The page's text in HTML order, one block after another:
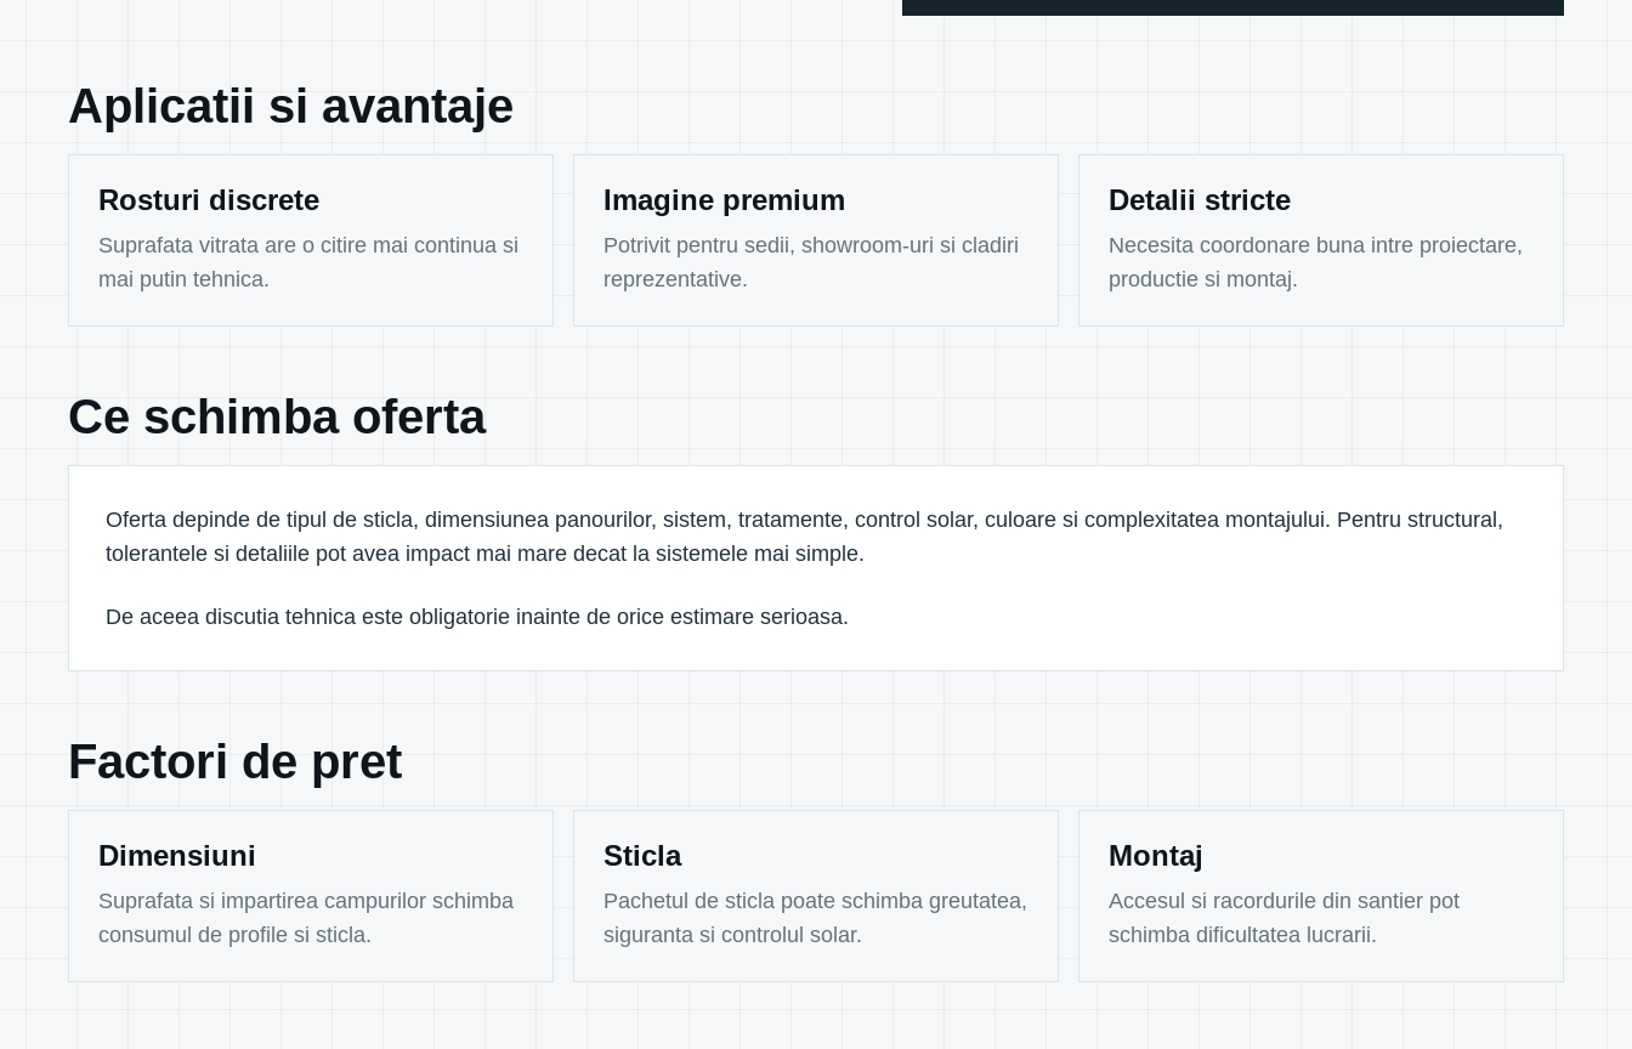
Aplicatii si avantaje
Rosturi discrete
Suprafata vitrata are o citire mai continua si
mai putin tehnica.
Imagine premium
Potrivit pentru sedii, showroom-uri si cladiri
reprezentative.
Detalii stricte
Necesita coordonare buna intre proiectare,
productie si montaj.
Ce schimba oferta
Oferta depinde de tipul de sticla, dimensiunea panourilor, sistem, tratamente, control solar, culoare si complexitatea montajului. Pentru structural,
tolerantele si detaliile pot avea impact mai mare decat la sistemele mai simple.
De aceea discutia tehnica este obligatorie inainte de orice estimare serioasa.
Factori de pret
Dimensiuni
Suprafata si impartirea campurilor schimba
consumul de profile si sticla.
Sticla
Pachetul de sticla poate schimba greutatea,
siguranta si controlul solar.
Montaj
Accesul si racordurile din santier pot
schimba dificultatea lucrarii.